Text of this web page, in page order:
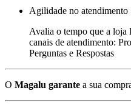
Agilidade no atendimento
Avalia o tempo que a loja
canais de atendimento:
Perguntas e Respostas
O Magalu garante a sua